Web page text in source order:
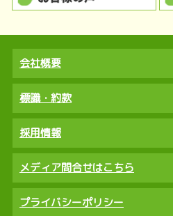
会社概要
標識・約款
採用情報
メディア問合せはこちら
プライバシーポリシー